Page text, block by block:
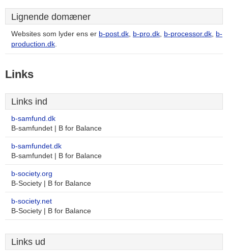
Lignende domæner
Websites som lyder ens er b-post.dk, b-pro.dk, b-processor.dk, b-
production.dk.
Links
Links ind
b-samfund.dk
B-samfundet | B for Balance
b-samfundet.dk
B-samfundet | B for Balance
b-society.org
B-Society | B for Balance
b-society.net
B-Society | B for Balance
Links ud